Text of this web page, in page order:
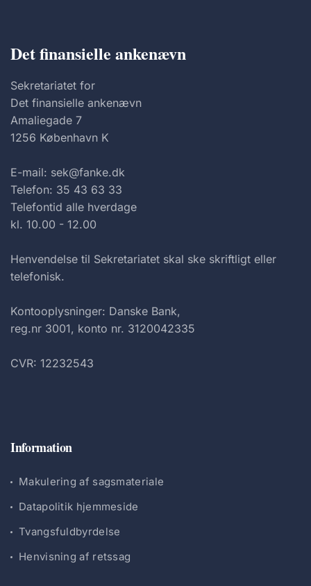
Det finansielle ankenævn
Sekretariatet for
Det finansielle ankenævn
Amaliegade 7
1256 København K
E-mail: sek@fanke.dk
Telefon: 35 43 63 33
Telefontid alle hverdage
kl. 10.00 - 12.00
Henvendelse til Sekretariatet skal ske skriftligt eller
telefonisk.
Kontooplysninger: Danske Bank,
reg.nr 3001, konto nr. 3120042335
CVR: 12232543
Information
Makulering af sagsmateriale
Datapolitik hjemmeside
Tvangsfuldbyrdelse
Henvisning af retssag